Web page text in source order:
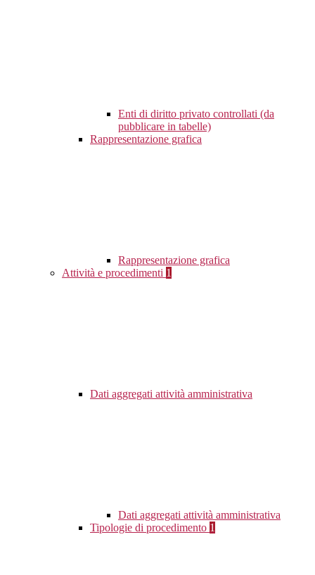
Enti di diritto privato controllati (da
pubblicare in tabelle)
Rappresentazione grafica
Rappresentazione grafica
Attività e procedimenti 1
Dati aggregati attività amministrativa
Dati aggregati attività amministrativa
Tipologie di procedimento 1